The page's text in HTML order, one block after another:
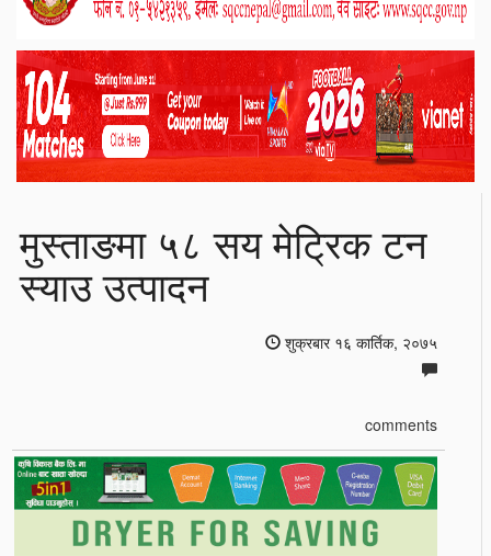
मुस्ताङमा ५८ सय मेट्रिक टन
स्याउ उत्पादन
शुक्रबार १६ कार्तिक, २०७५
comments